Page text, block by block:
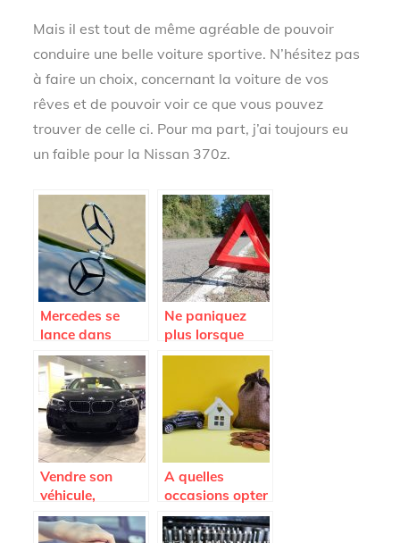
Mais il est tout de même agréable de pouvoir
conduire une belle voiture sportive. N’hésitez pas
à faire un choix, concernant la voiture de vos
rêves et de pouvoir voir ce que vous pouvez
trouver de celle ci. Pour ma part, j’ai toujours eu
un faible pour la Nissan 370z.
Mercedes se
lance dans
l’électrique avec
le modèle EQ et
d’autres à venir
Ne paniquez
plus lorsque
vous tombez en
panne; appelez
la fourrière
Vendre son
véhicule,
comment faire ?
A quelles
occasions opter
pour la location
de voiture ?